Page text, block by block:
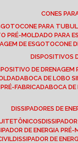
CONES
CONE PARA
PRÉ-MOLDADO PARA
DE ESGOTO CONE
DISPOSITIVOS
DE
BOCA DE LOBO
PRÉ-FABRICADA BOCA
DISSIPADORES DE
DE ENERGIA
DISSIPADOR DE